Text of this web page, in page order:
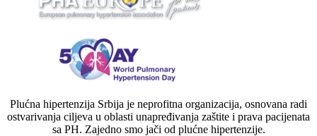
Plućna hipertenzija Srbija je neprofitna organizacija, osnovana radi
ostvarivanja ciljeva u oblasti unapređivanja zaštite i prava pacijenata
sa PH. Zajedno smo jači od plućne hipertenzije.